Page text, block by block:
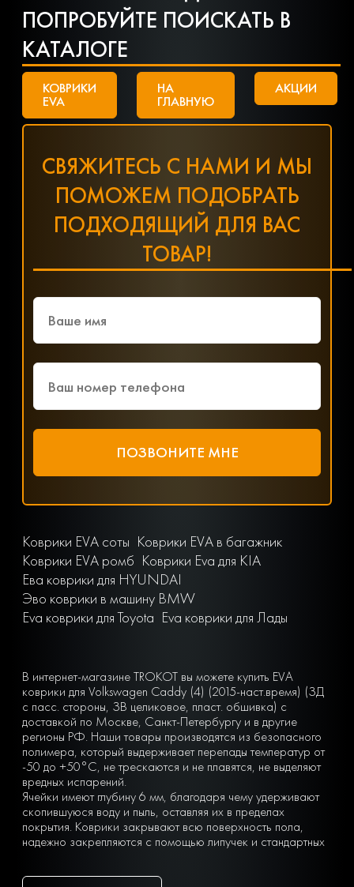
ПОПРОБУЙТЕ ПОИСКАТЬ В
КАТАЛОГЕ
КОВРИКИ
EVA
НА
ГЛАВНУЮ
АКЦИИ
СВЯЖИТЕСЬ С НАМИ И МЫ
ПОМОЖЕМ ПОДОБРАТЬ
ПОДХОДЯЩИЙ ДЛЯ ВАС
ТОВАР!
Коврики EVA соты Коврики EVA в багажник
Коврики EVA ромб Коврики Eva для KIA
Ева коврики для HYUNDAI
Эво коврики в машину BMW
Eva коврики для Toyota Eva коврики для Лады
В интернет-магазине TROKOT вы можете купить EVA
коврики для Volkswagen Caddy (4) (2015-наст.время) (ЗД
с пасс. стороны, ЗВ целиковое, пласт. обшивка) с
доставкой по Москве, Санкт-Петербургу и в другие
регионы РФ. Наши товары производятся из безопасного
полимера, который выдерживает перепады температур от
-50 до +50°С, не трескаются и не плавятся, не выделяют
вредных испарений.
Ячейки имеют глубину 6 мм, благодаря чему удерживают
скопившуюся воду и пыль, оставляя их в пределах
покрытия. Коврики закрывают всю поверхность пола,
надежно закрепляются с помощью липучек и стандартных